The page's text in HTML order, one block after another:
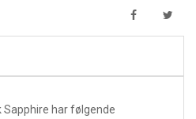
har følgende